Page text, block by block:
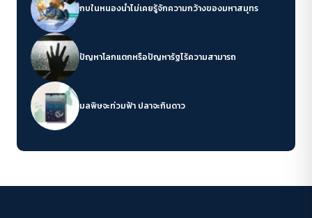
กบในหนองน้ำไม่เคยรู้จักความกว้างของมหาสมุทร
ปัญหาโลกแตกหรือปัญหารัฐไร้ความสามารถ
มลพิษจะท่วมฟ้า ปลาจะกินดาว